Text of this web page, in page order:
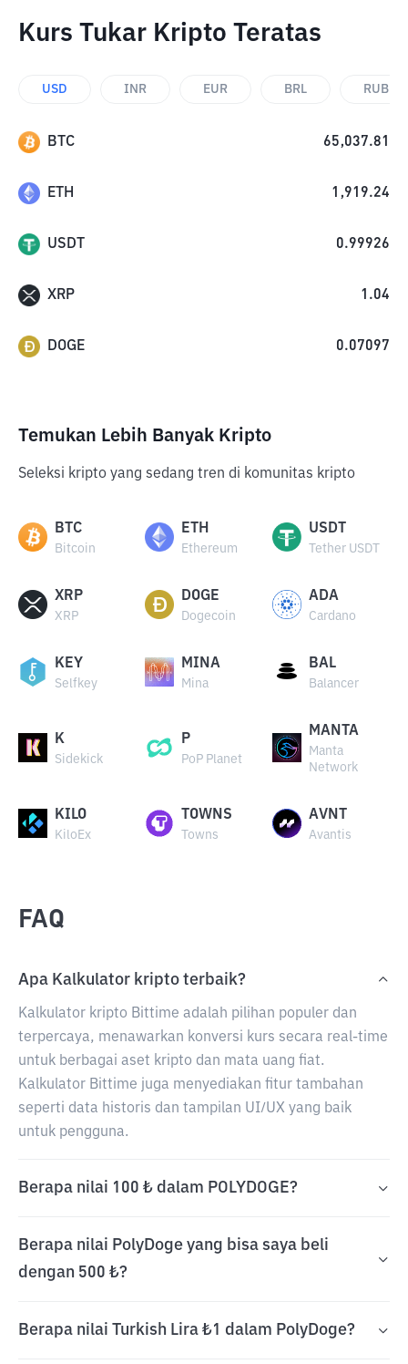
Kurs Tukar Kripto Teratas
USD INR EUR BRL RUB
BTC 65,037.81
ETH 1,919.24
USDT 0.99926
XRP 1.04
DOGE 0.07097
Temukan Lebih Banyak Kripto
Seleksi kripto yang sedang tren di komunitas kripto
BTC
Bitcoin
ETH
Ethereum
USDT
Tether USDT
XRP
XRP
DOGE
Dogecoin
ADA
Cardano
KEY
Selfkey
MINA
Mina
BAL
Balancer
K
Sidekick
P
PoP Planet
MANTA
Manta
Network
KILO
KiloEx
TOWNS
Towns
AVNT
Avantis
FAQ
Apa Kalkulator kripto terbaik?
Kalkulator kripto Bittime adalah pilihan populer dan
terpercaya, menawarkan konversi kurs secara real-time
untuk berbagai aset kripto dan mata uang fiat.
Kalkulator Bittime juga menyediakan fitur tambahan
seperti data historis dan tampilan UI/UX yang baik
untuk pengguna.
Berapa nilai 100 ₺ dalam POLYDOGE?
Berapa nilai PolyDoge yang bisa saya beli
dengan 500 ₺?
Berapa nilai Turkish Lira ₺1 dalam PolyDoge?